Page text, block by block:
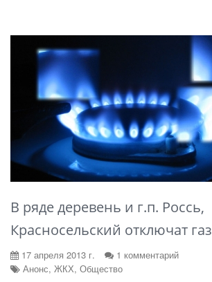
В ряде деревень и г.п. Россь,
Красносельский отключат газ
17 апреля 2013 г.
1 комментарий
Анонс, ЖКХ, Общество